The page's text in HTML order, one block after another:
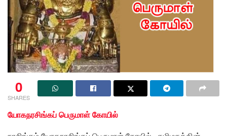
0
SHARES
யோகநரசிங்கப் பெருமாள் கோயில்